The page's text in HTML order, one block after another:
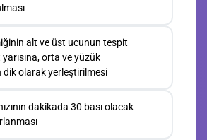
alt ve üst ucunun tespit
orta ve yüzük
dik olarak yerleştirilmesi
dakikada 30 bası olacak